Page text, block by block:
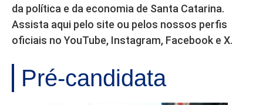
da política e da economia de Santa Catarina.
Assista aqui pelo site ou pelos nossos perfis
oficiais no YouTube, Instagram, Facebook e X.
Pré-candidata